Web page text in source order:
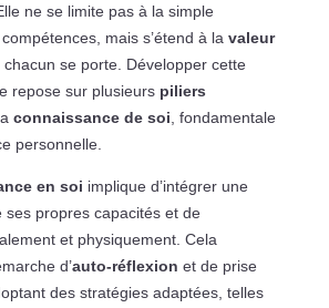
ne se limite pas à la simple
mais s’étend à la valeur
se porte. Développer cette
repose sur plusieurs piliers
connaissance de soi , fondamentale
personnelle.
en soi implique d’intégrer une
ses propres capacités et de
et physiquement. Cela
d’auto-réflexion et de prise
des stratégies adaptées, telles